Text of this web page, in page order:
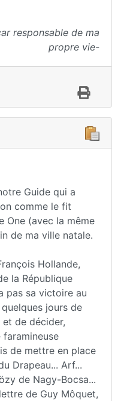
responsable de ma
propre vie-
Guide qui a
comme le fit
One (avec la même
de ma ville natale.
Hollande,
la République
pas sa victoire au
jours de
de décider,
de mettre en place
Drapeau... Arf...
de Nagy-Bocsa...
de Guy Môquet,